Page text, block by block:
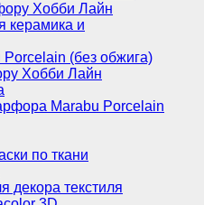
Хобби Лайн
керамика и
(без обжига)
Хобби Лайн
Marabu Porcelain
по ткани
декора текстиля